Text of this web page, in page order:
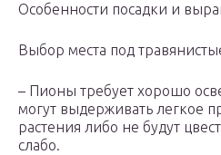
Особенности посадки и
Выбор места под
– Пионы требует хорошо
могут выдерживать легкое
растения либо не будут
слабо.